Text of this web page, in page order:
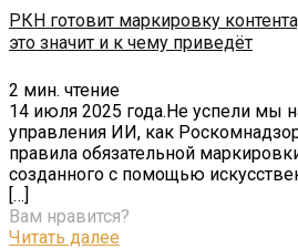
РКН готовит маркировку
это значит и к чему приведёт
2 мин. чтение
14 июля 2025 года.Не успели мы
управления ИИ, как
правила обязательной
созданного с помощью
[…]
Вам нравится?
Читать далее